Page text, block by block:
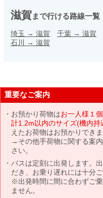
滋賀まで行ける路線一覧
埼玉 → 滋賀 千葉 → 滋賀
石川 → 滋賀
重要なご案内
お預かり荷物はお一人様１個
計1.2m以内のサイズ(機内持
えたお荷物はお預かりできま
→その他手荷物に関する案
さい。
バスは定刻に出発します。
だき、お乗り遅れには十分ご
※出発時間に間に合わずご
ません。